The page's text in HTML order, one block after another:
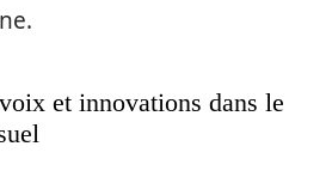
et innovations dans le